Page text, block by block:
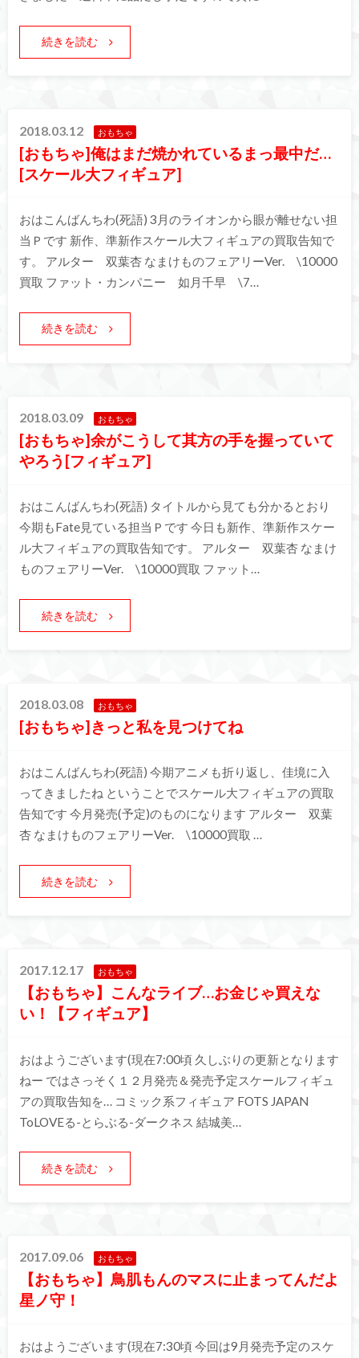
続きを読む
2018.03.12 おもちゃ
[おもちゃ]俺はまだ焼かれているまっ最中だ…
[スケール大フィギュア]
おはこんばんちわ(死語) 3月のライオンから眼が離せない担
当Ｐです 新作、準新作スケール大フィギュアの買取告知で
す。 アルター 双葉杏 なまけものフェアリーVer. \10000
買取 ファット・カンパニー 如月千早 \7…
続きを読む
2018.03.09 おもちゃ
[おもちゃ]余がこうして其方の手を握っていて
やろう[フィギュア]
おはこんばんちわ(死語) タイトルから見ても分かるとおり
今期もFate見ている担当Ｐです 今日も新作、準新作スケー
ル大フィギュアの買取告知です。 アルター 双葉杏 なまけ
ものフェアリーVer. \10000買取 ファット…
続きを読む
2018.03.08 おもちゃ
[おもちゃ]きっと私を見つけてね
おはこんばんちわ(死語) 今期アニメも折り返し、佳境に入
ってきましたね ということでスケール大フィギュアの買取
告知です 今月発売(予定)のものになります アルター 双葉
杏 なまけものフェアリーVer. \10000買取 …
続きを読む
2017.12.17 おもちゃ
【おもちゃ】こんなライブ…お金じゃ買えな
い！【フィギュア】
おはようございます(現在7:00頃 久しぶりの更新となります
ねー ではさっそく１２月発売＆発売予定スケールフィギュ
アの買取告知を… コミック系フィギュア FOTS JAPAN
ToLOVEる-とらぶる-ダークネス 結城美…
続きを読む
2017.09.06 おもちゃ
【おもちゃ】鳥肌もんのマスに止まってんだよ
星ノ守！
おはようございます(現在7:30頃 今回は9月発売予定のスケ